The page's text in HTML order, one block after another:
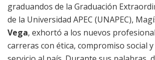
graduandos de la Graduación
de la Universidad APEC (UNAPEC),
Vega, exhortó a los nuevos
carreras con ética, compromiso social y